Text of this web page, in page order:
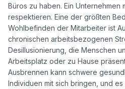
Büros zu haben. Ein Unternehmen
respektieren. Eine der größten
Wohlbefinden der Mitarbeiter ist
chronischen arbeitsbezogenen
Desillusionierung, die Menschen
Arbeitsplatz oder zu Hause
Ausbrennen kann schwere
Individuen mit sich bringen, und